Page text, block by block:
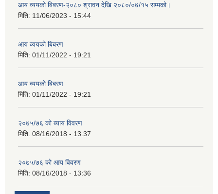
आय व्ययको बिबरण-२०८० श्रावन देखि २०८०/०७/१५ सम्मको।
मिति: 11/06/2023 - 15:44
आय व्ययको बिबरण
मिति: 01/11/2022 - 19:21
आय व्ययको बिबरण
मिति: 01/11/2022 - 19:21
२०७५/७६ को ब्याय विवरण
मिति: 08/16/2018 - 13:37
२०७५/७६ को आय विवरण
मिति: 08/16/2018 - 13:36